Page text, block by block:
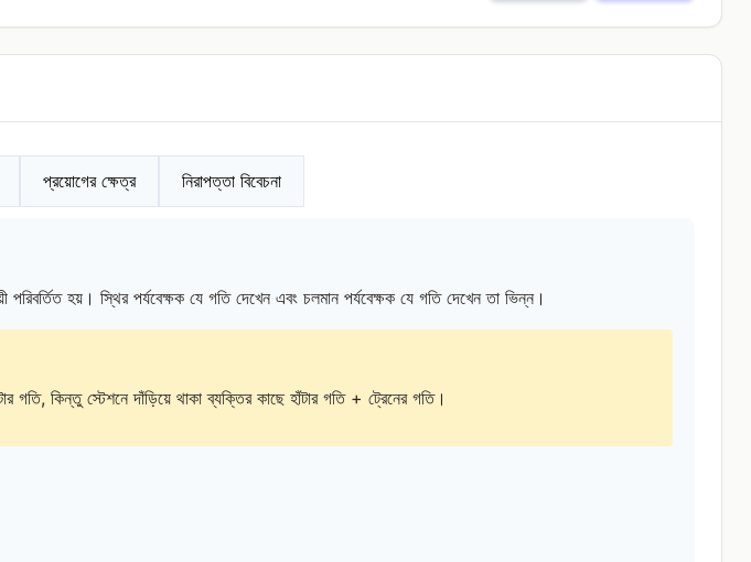
প্রয়োগের ক্ষেত্র নিরাপত্তা বিবেচনা
হয়। স্থির পর্যবেক্ষক যে গতি দেখেন এবং চলমান পর্যবেক্ষক যে গতি দেখেন তা ভিন্ন।
গতি, কিন্তু স্টেশনে দাঁড়িয়ে থাকা ব্যক্তির কাছে হাঁটার গতি + ট্রেনের গতি।